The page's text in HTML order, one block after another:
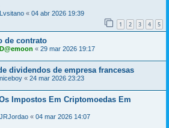
Lvsitano « 04 abr 2026 19:39
1 2 3 4 5
de contrato
D@emoon « 29 mar 2026 19:17
dividendos de empresa francesas
niceboy « 24 mar 2026 23:23
Impostos Em Criptomoedas Em
JRJordao « 04 mar 2026 14:07